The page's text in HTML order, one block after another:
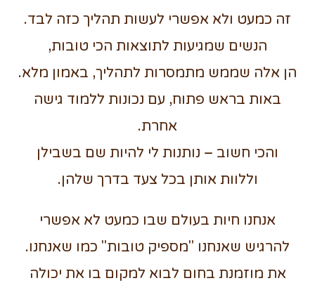
זה כמעט ולא אפשרי לעשות תהליך כזה לבד.
הנשים שמגיעות לתוצאות הכי טובות,
הן אלה שממש מתמסרות לתהליך, באמון מלא.
באות בראש פתוח, עם נכונות ללמוד גישה
אחרת.
והכי חשוב – נותנות לי להיות שם בשבילן
וללוות אותן בכל צעד בדרך שלהן.
אנחנו חיות בעולם שבו כמעט לא אפשרי
להרגיש שאנחנו "מספיק טובות" כמו שאנחנו.
את מוזמנת בחום לבוא למקום בו את יכולה